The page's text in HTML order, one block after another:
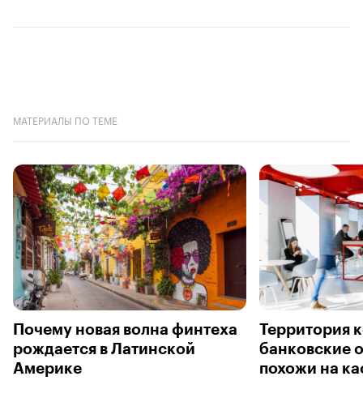
МАТЕРИАЛЫ ПО ТЕМЕ
Почему новая волна финтеха
рождается в Латинской
Америке
Территория
банковские
похожи на